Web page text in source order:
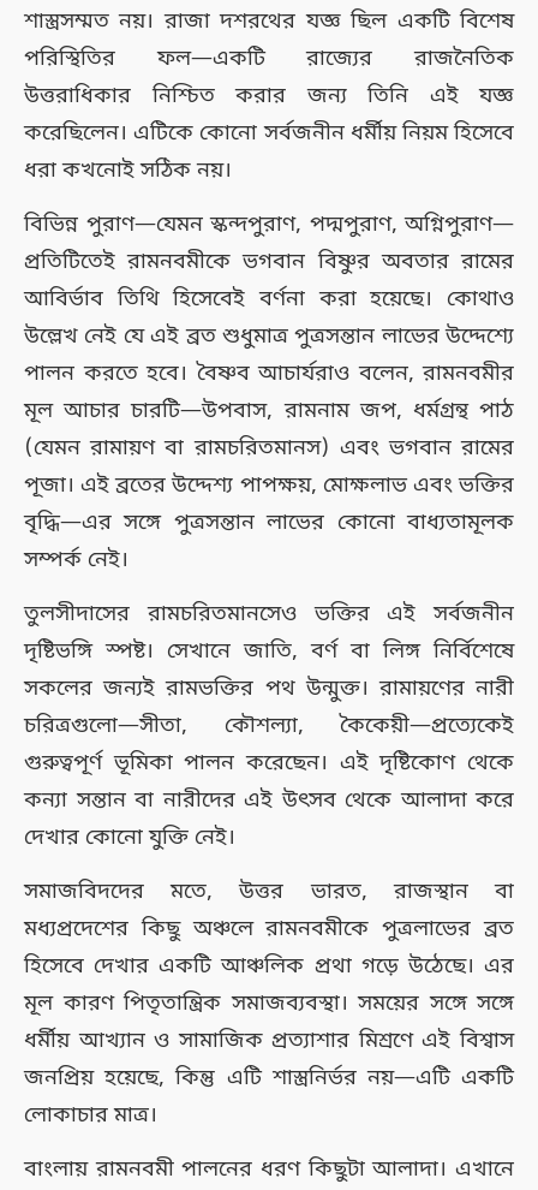
শাস্ত্রসম্মত নয়। রাজা দশরথের যজ্ঞ ছিল একটি বিশেষ
পরিস্থিতির ফল—একটি রাজ্যের রাজনৈতিক
উত্তরাধিকার নিশ্চিত করার জন্য তিনি এই যজ্ঞ
করেছিলেন। এটিকে কোনো সর্বজনীন ধর্মীয় নিয়ম হিসেবে
ধরা কখনোই সঠিক নয়।
বিভিন্ন পুরাণ—যেমন স্কন্দপুরাণ, পদ্মপুরাণ, অগ্নিপুরাণ—
প্রতিটিতেই রামনবমীকে ভগবান বিষ্ণুর অবতার রামের
আবির্ভাব তিথি হিসেবেই বর্ণনা করা হয়েছে। কোথাও
উল্লেখ নেই যে এই ব্রত শুধুমাত্র পুত্রসন্তান লাভের উদ্দেশ্যে
পালন করতে হবে। বৈষ্ণব আচার্যরাও বলেন, রামনবমীর
মূল আচার চারটি—উপবাস, রামনাম জপ, ধর্মগ্রন্থ পাঠ
(যেমন রামায়ণ বা রামচরিতমানস) এবং ভগবান রামের
পূজা। এই ব্রতের উদ্দেশ্য পাপক্ষয়, মোক্ষলাভ এবং ভক্তির
বৃদ্ধি—এর সঙ্গে পুত্রসন্তান লাভের কোনো বাধ্যতামূলক
সম্পর্ক নেই।
তুলসীদাসের রামচরিতমানসেও ভক্তির এই সর্বজনীন
দৃষ্টিভঙ্গি স্পষ্ট। সেখানে জাতি, বর্ণ বা লিঙ্গ নির্বিশেষে
সকলের জন্যই রামভক্তির পথ উন্মুক্ত। রামায়ণের নারী
চরিত্রগুলো—সীতা, কৌশল্যা, কৈকেয়ী—প্রত্যেকেই
গুরুত্বপূর্ণ ভূমিকা পালন করেছেন। এই দৃষ্টিকোণ থেকে
কন্যা সন্তান বা নারীদের এই উৎসব থেকে আলাদা করে
দেখার কোনো যুক্তি নেই।
সমাজবিদদের মতে, উত্তর ভারত, রাজস্থান বা
মধ্যপ্রদেশের কিছু অঞ্চলে রামনবমীকে পুত্রলাভের ব্রত
হিসেবে দেখার একটি আঞ্চলিক প্রথা গড়ে উঠেছে। এর
মূল কারণ পিতৃতান্ত্রিক সমাজব্যবস্থা। সময়ের সঙ্গে সঙ্গে
ধর্মীয় আখ্যান ও সামাজিক প্রত্যাশার মিশ্রণে এই বিশ্বাস
জনপ্রিয় হয়েছে, কিন্তু এটি শাস্ত্রনির্ভর নয়—এটি একটি
লোকাচার মাত্র।
বাংলায় রামনবমী পালনের ধরণ কিছুটা আলাদা। এখানে